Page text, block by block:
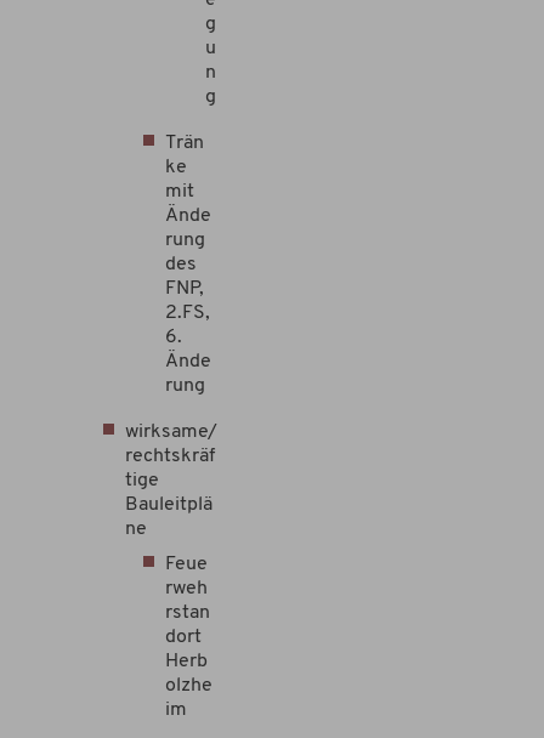
g
u
n
g
Trän
ke
mit
Ände
rung
des
FNP,
2.FS,
6.
Ände
rung
wirksame/
rechtskräf
tige
Bauleitplä
ne
Feue
rweh
rstan
dort
Herb
olzhe
im